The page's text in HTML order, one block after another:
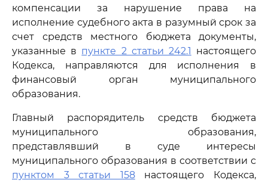
компенсации за нарушение права на
исполнение судебного акта в разумный срок за
счет средств местного бюджета документы,
указанные в пункте 2 статьи 242.1 настоящего
Кодекса, направляются для исполнения в
финансовый орган муниципального
образования.
Главный распорядитель средств бюджета
муниципального образования,
представлявший в суде интересы
муниципального образования в соответствии с
пунктом 3 статьи 158настоящего Кодекса,